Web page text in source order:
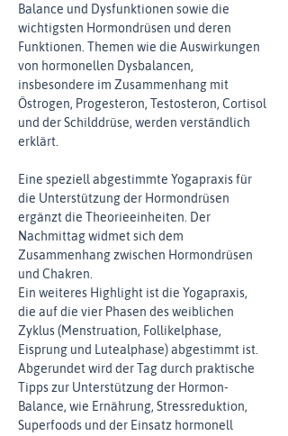
Balance und Dysfunktionen sowie die
wichtigsten Hormondrüsen und deren
Funktionen. Themen wie die Auswirkungen
von hormonellen Dysbalancen,
insbesondere im Zusammenhang mit
Östrogen, Progesteron, Testosteron, Cortisol
und der Schilddrüse, werden verständlich
erklärt.
Eine speziell abgestimmte Yogapraxis für
die Unterstützung der Hormondrüsen
ergänzt die Theorieeinheiten. Der
Nachmittag widmet sich dem
Zusammenhang zwischen Hormondrüsen
und Chakren.
Ein weiteres Highlight ist die Yogapraxis,
die auf die vier Phasen des weiblichen
Zyklus (Menstruation, Follikelphase,
Eisprung und Lutealphase) abgestimmt ist.
Abgerundet wird der Tag durch praktische
Tipps zur Unterstützung der Hormon-
Balance, wie Ernährung, Stressreduktion,
Superfoods und der Einsatz hormonell